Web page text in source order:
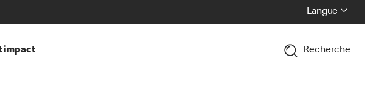
Langue
impact Recherche